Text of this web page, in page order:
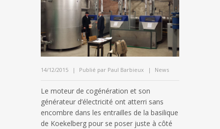
14/12/2015 Publié par Paul Barbieux News
Le moteur de cogénération et son
générateur d’électricité ont atterri sans
encombre dans les entrailles de la basilique
de Koekelberg pour se poser juste à côté